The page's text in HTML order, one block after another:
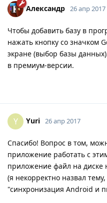
Александр 26 апр 2017
Чтобы добавить базу в
нажать кнопку со значком
экране (выбор базы
в премиум-версии.
Y Yuri 26 апр 2017
Спасибо! Вопрос в том,
приложение работать с
приложение файл на диске
(я некорректно назвал
"синхронизация Android и